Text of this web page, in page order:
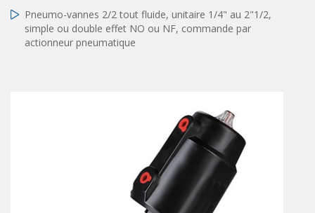
Amortisseurs hydrauliques
Régulateurs hydrauliques
Systèmes modulaires pneumatiques
CONTRÔLE DES FLUIDES
Plasturgie
Solutions personnalisées
+33 0 254 553 811
Pneumo-vannes 2/2 tout fluide, unitaire 1/4" au 2"1/2,
simple ou double effet NO ou NF, commande par
actionneur pneumatique